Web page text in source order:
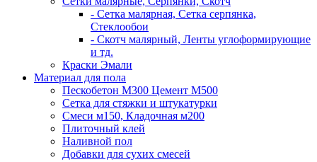
- Сетка малярная, Сетка серпянка,
Стеклообои
- Скотч малярный, Ленты углоформирующие
и тд.
Краски Эмали
Материал для пола
Пескобетон М300 Цемент М500
Сетка для стяжки и штукатурки
Смеси м150, Кладочная м200
Плиточный клей
Наливной пол
Добавки для сухих смесей